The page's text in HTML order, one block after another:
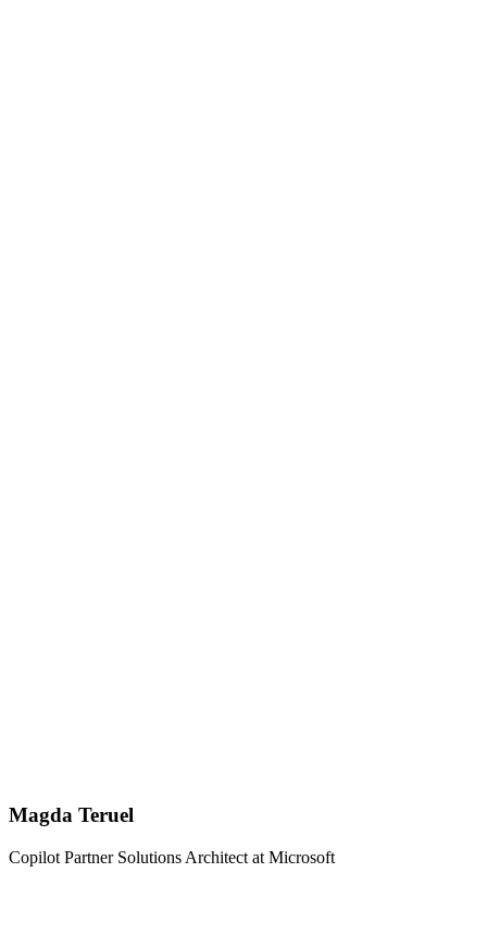
Magda Teruel
Copilot Partner Solutions Architect at Microsoft